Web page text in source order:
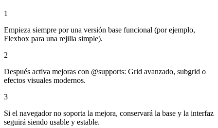
1
Empieza siempre por una versión base funcional (por ejemplo,
Flexbox para una rejilla simple).
2
Después activa mejoras con @supports: Grid avanzado, subgrid o
efectos visuales modernos.
3
Si el navegador no soporta la mejora, conservará la base y la interfaz
seguirá siendo usable y estable.